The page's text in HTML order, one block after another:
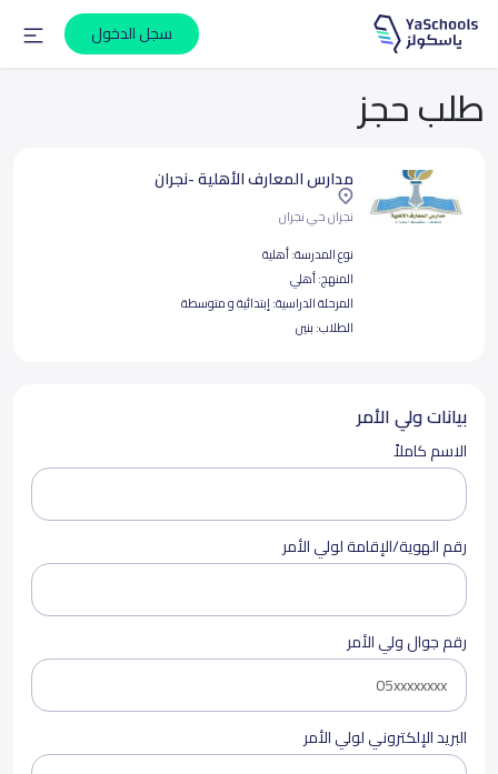
سجل الدخول
طلب حجز
مدارس المعارف الأهلية -نجران
نجران حي نجران
نوع المدرسة:أهلية
المنهج:أهلي
المرحلة الدراسية:إبتدائية و متوسطة
الطلاب: بنين
بيانات ولي الأمر
الاسم كاملاً
رقم الهوية/الإقامة لولي الأمر
رقم جوال ولي الأمر
البريد الإلكتروني لولي الأمر